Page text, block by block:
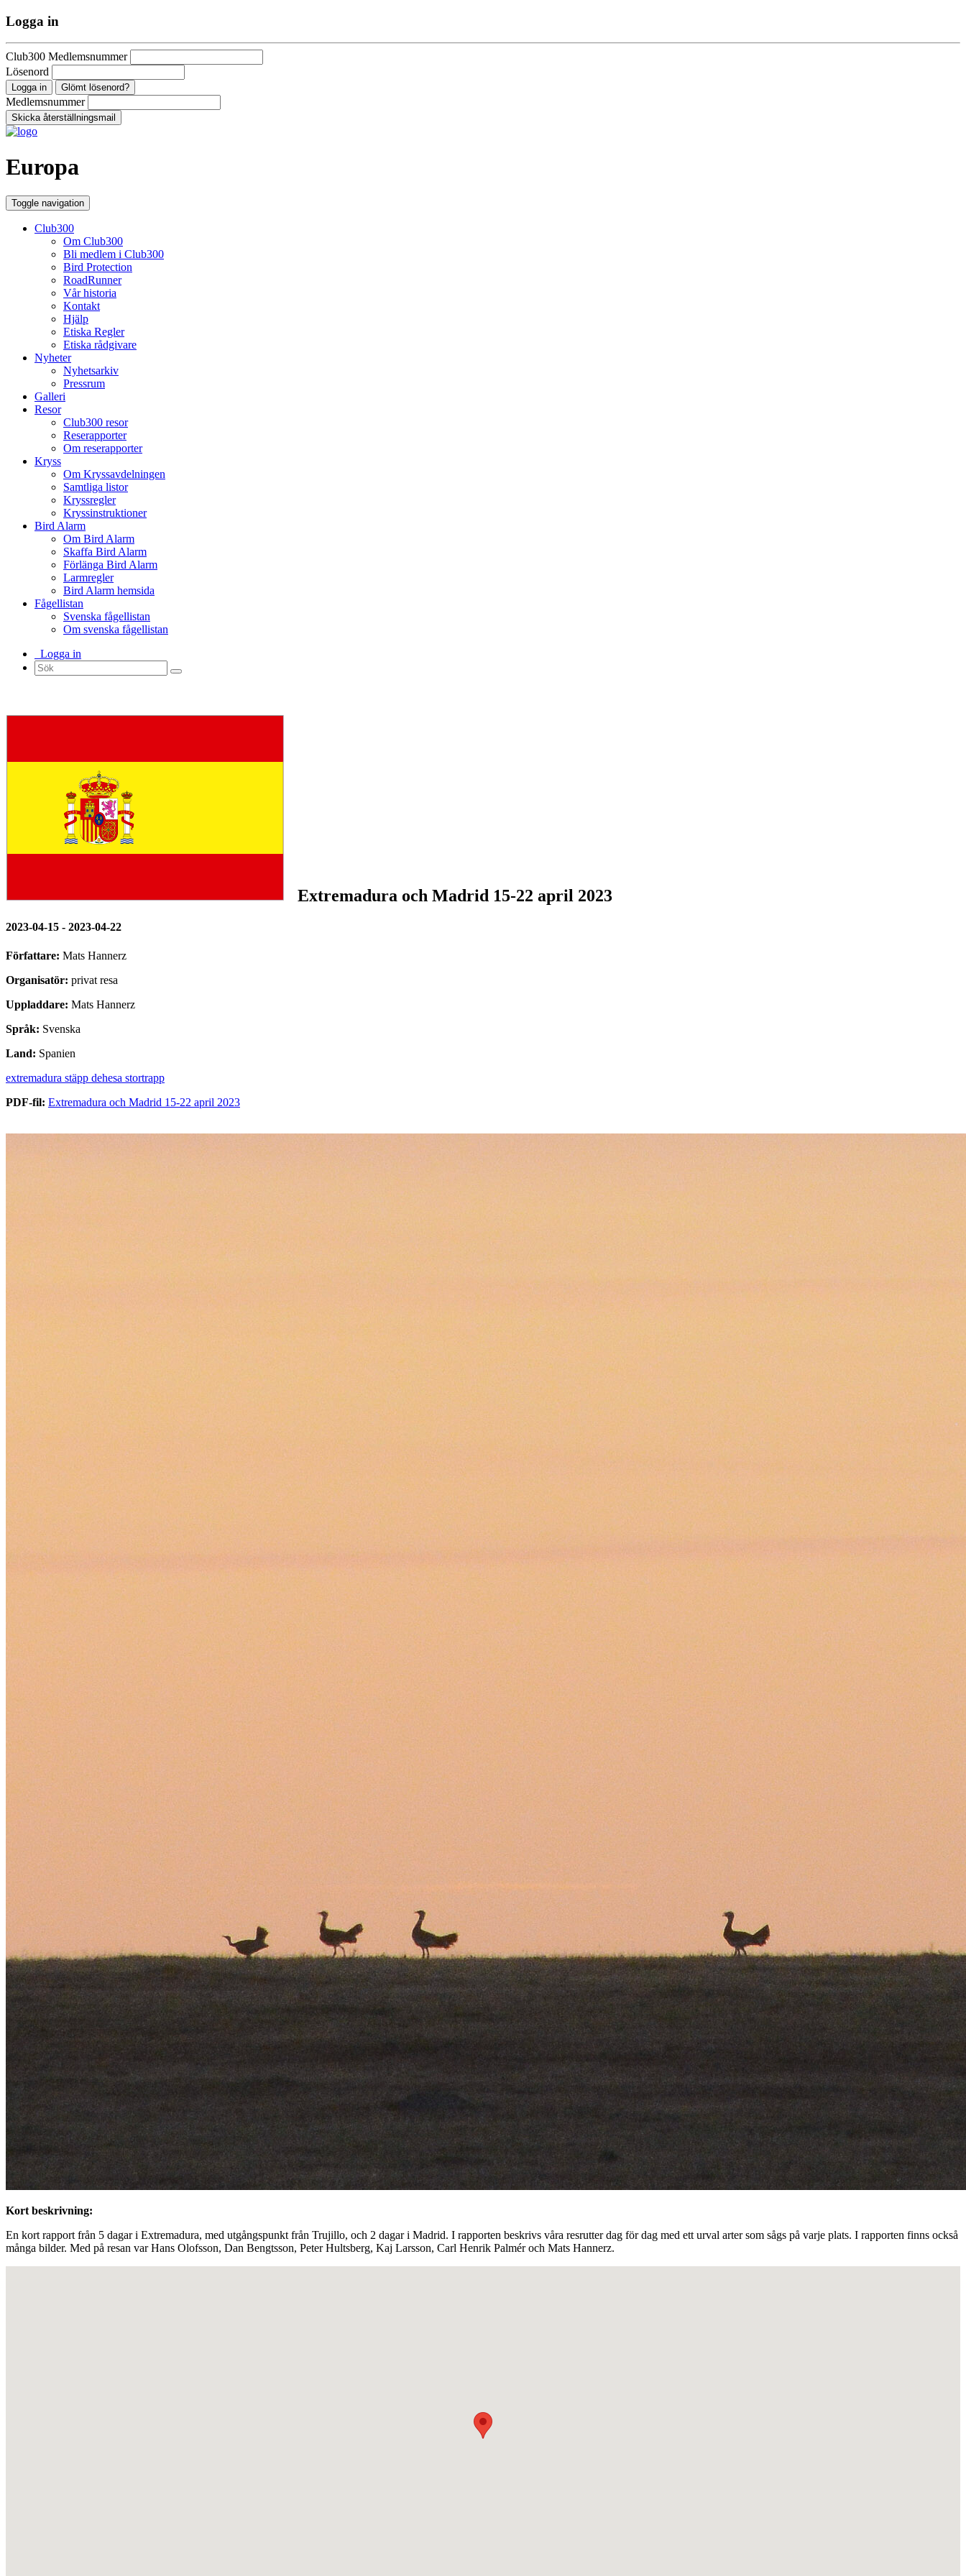
Logga in
Club300 Medlemsnummer
Lösenord
Glömt lösenord?
Medlemsnummer
Europa
Toggle navigation
Club300
Om Club300
Bli medlem i Club300
Bird Protection
RoadRunner
Vår historia
Kontakt
Hjälp
Etiska Regler
Etiska rådgivare
Nyheter
Nyhetsarkiv
Pressrum
Galleri
Resor
Club300 resor
Reserapporter
Om reserapporter
Kryss
Om Kryssavdelningen
Samtliga listor
Kryssregler
Kryssinstruktioner
Bird Alarm
Om Bird Alarm
Skaffa Bird Alarm
Förlänga Bird Alarm
Larmregler
Bird Alarm hemsida
Fågellistan
Svenska fågellistan
Om svenska fågellistan
Logga in
Extremadura och Madrid 15-22 april 2023
2023-04-15 - 2023-04-22
Författare: Mats Hannerz
Organisatör: privat resa
Uppladdare: Mats Hannerz
Språk: Svenska
Land: Spanien
extremadura stäpp dehesa stortrapp
PDF-fil: Extremadura och Madrid 15-22 april 2023
Kort beskrivning:
En kort rapport från 5 dagar i Extremadura, med utgångspunkt från Trujillo, och 2 dagar i Madrid. I rapporten beskrivs våra resrutter dag för dag med ett urval arter som sågs på varje plats. I rapporten finns också
många bilder. Med på resan var Hans Olofsson, Dan Bengtsson, Peter Hultsberg, Kaj Larsson, Carl Henrik Palmér och Mats Hannerz.